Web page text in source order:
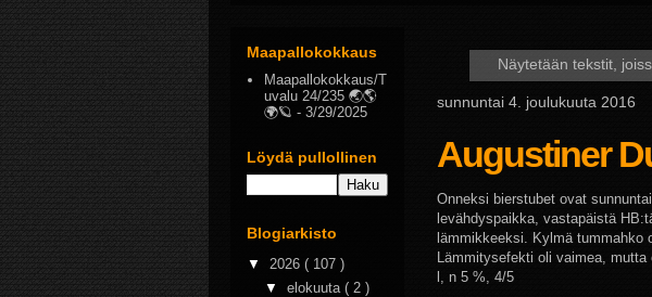
Näytetään tekstit,
sunnuntai 4. joulukuuta 2016
Augustiner
Onneksi bierstubet ovat
levähdyspaikka, vastapäistä
lämmikkeeksi. Kylmä tummahko
Lämmitysefekti oli vaimea,
l, n 5 %, 4/5
Maapallokokkaus
Maapallokokkaus/T
uvalu 24/235 🌏🌎
🌍🪐 - 3/29/2025
Löydä pullollinen
Blogiarkisto
▼ 2026 ( 107 )
▼ elokuuta ( 2 )